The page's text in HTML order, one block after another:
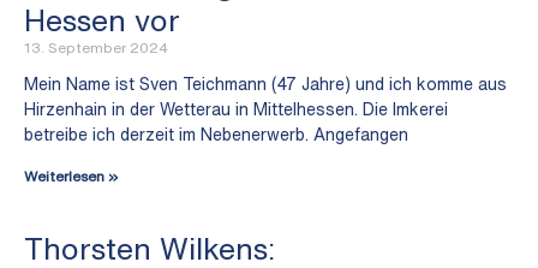
Hessen vor
13. September 2024
Mein Name ist Sven Teichmann (47 Jahre) und ich komme aus
Hirzenhain in der Wetterau in Mittelhessen. Die Imkerei
betreibe ich derzeit im Nebenerwerb. Angefangen
Weiterlesen »
Thorsten Wilkens: